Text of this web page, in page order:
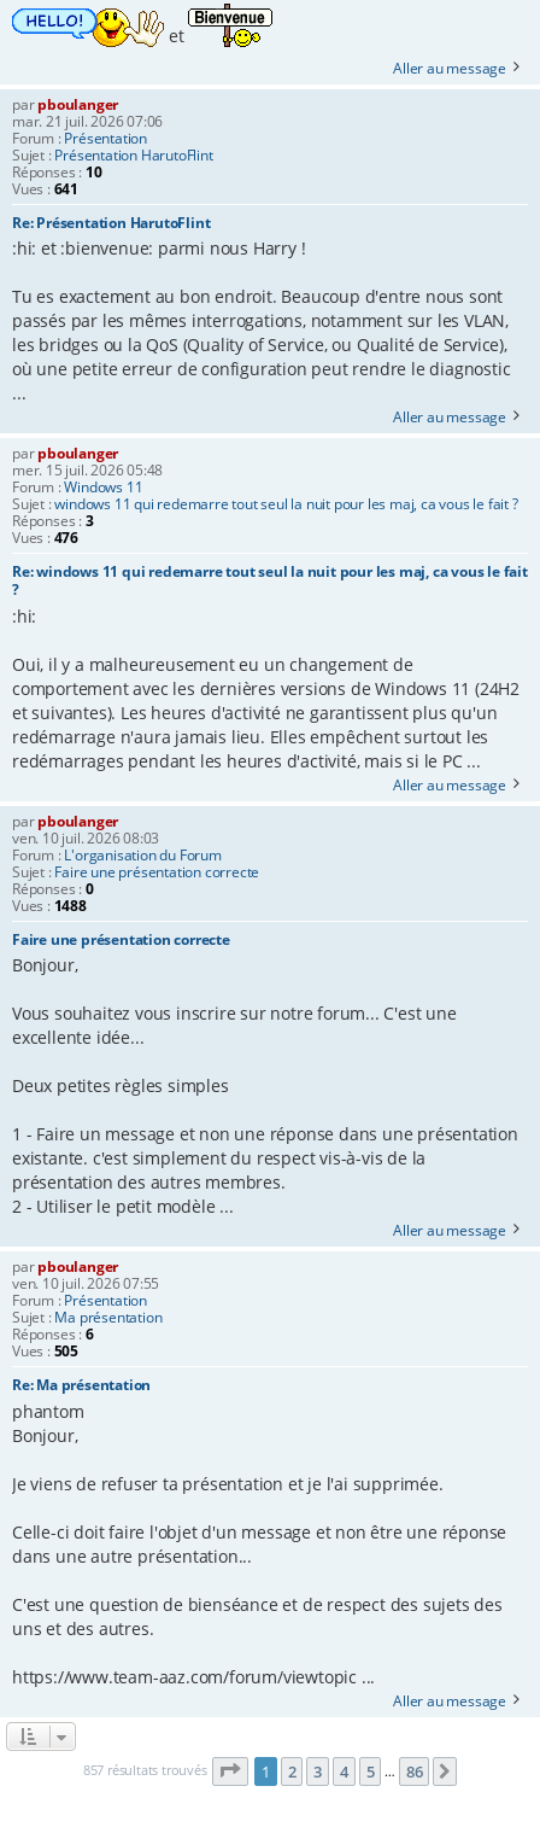
et
Aller au message
parpboulanger
mar. 21 juil. 2026 07:06
Forum :Présentation
Sujet :Présentation HarutoFlint
Réponses : 10
Vues :641
Re: Présentation HarutoFlint
:hi: et :bienvenue: parmi nous Harry !
Tu es exactement au bon endroit. Beaucoup d'entre nous sont
passés par les mêmes interrogations, notamment sur les VLAN,
les bridges ou la QoS (Quality of Service, ou Qualité de Service),
où une petite erreur de configuration peut rendre le diagnostic
...
Aller au message
parpboulanger
mer. 15 juil. 2026 05:48
Forum :Windows 11
Sujet :windows 11 qui redemarre tout seul la nuit pour les maj, ca vous le fait ?
Réponses :3
Vues :476
Re: windows 11 qui redemarre tout seul la nuit pour les maj, ca vous le fait
?
:hi:
Oui, il y a malheureusement eu un changement de
comportement avec les dernières versions de Windows 11 (24H2
et suivantes). Les heures d'activité ne garantissent plus qu'un
redémarrage n'aura jamais lieu. Elles empêchent surtout les
redémarrages pendant les heures d'activité, mais si le PC ...
Aller au message
parpboulanger
ven. 10 juil. 2026 08:03
Forum :L'organisation du Forum
Sujet :Faire une présentation correcte
Réponses :0
Vues : 1488
Faire une présentation correcte
Bonjour,
Vous souhaitez vous inscrire sur notre forum... C'est une
excellente idée...
Deux petites règles simples
1 - Faire un message et non une réponse dans une présentation
existante. c'est simplement du respect vis-à-vis de la
présentation des autres membres.
2 - Utiliser le petit modèle ...
Aller au message
parpboulanger
ven. 10 juil. 2026 07:55
Forum :Présentation
Sujet :Ma présentation
Réponses :6
Vues :505
Re: Ma présentation
phantom
Bonjour,
Je viens de refuser ta présentation et je l'ai supprimée.
Celle-ci doit faire l'objet d'un message et non être une réponse
dans une autre présentation...
C'est une question de bienséance et de respect des sujets des
uns et des autres.
https://www.team-aaz.com/forum/viewtopic ...
Aller au message
857 résultats trouvés Page 1sur86
1 2 3 4 5 … 86